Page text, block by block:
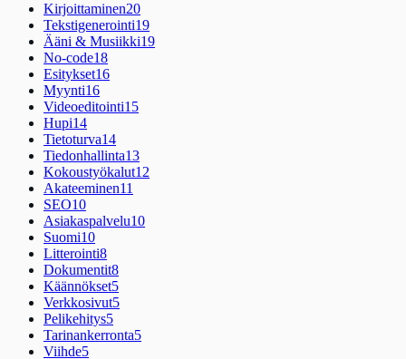
Kirjoittaminen20
Tekstigenerointi19
Ääni & Musiikki19
No-code18
Esitykset16
Myynti16
Videoeditointi15
Hupi14
Tietoturva14
Tiedonhallinta13
Kokoustyökalut12
Akateeminen11
SEO10
Asiakaspalvelu10
Suomi10
Litterointi8
Dokumentit8
Käännökset5
Verkkosivut5
Pelikehitys5
Tarinankerronta5
Viihde5